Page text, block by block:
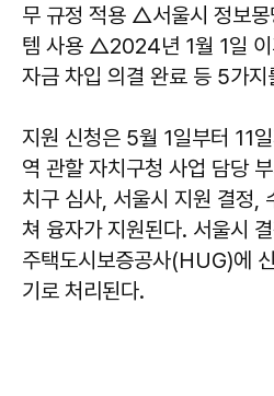
무 규정 적용 △서울시 정보
템 사용 △2024년 1월 1일 이
자금 차입 의결 완료 등 5가
지원 신청은 5월 1일부터 11
역 관할 자치구청 사업 담당
치구 심사, 서울시 지원 결정,
쳐 융자가 지원된다. 서울시
주택도시보증공사(HUG)에
기로 처리된다.